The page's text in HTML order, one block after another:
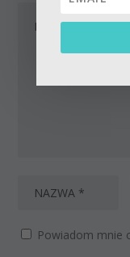
Powiadom mnie